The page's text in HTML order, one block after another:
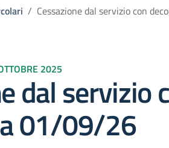
Cessazione dal servizio con
2025
dal servizio
01/09/26